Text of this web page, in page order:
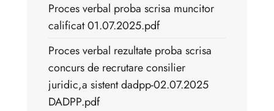
Proces verbal proba scrisa muncitor
calificat 01.07.2025.pdf
Proces verbal rezultate proba scrisa
concurs de recrutare consilier
juridic,a sistent dadpp-02.07.2025
DADPP.pdf